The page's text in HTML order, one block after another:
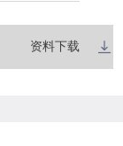
资料下载